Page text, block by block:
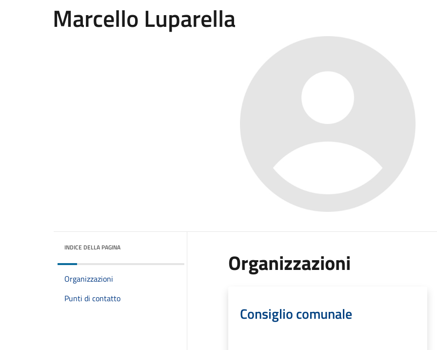
Marcello Luparella
INDICE DELLA PAGINA
Organizzazioni
Punti di contatto
Organizzazioni
Consiglio comunale